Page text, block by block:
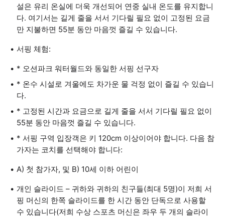
설은 유리 온실에 더욱 개선되어 연중 실내 온도를 유지합니
다. 여기서는 길게 줄을 서서 기다릴 필요 없이 고정된 요금
만 지불하면 55분 동안 마음껏 즐길 수 있습니다.
서핑 체험:
* 오션파크 워터월드와 동일한 서핑 선구자
* 온수 시설로 겨울에도 차가운 물 걱정 없이 즐길 수 있습니
다.
* 고정된 시간과 요금으로 길게 줄을 서서 기다릴 필요 없이
55분 동안 마음껏 즐길 수 있습니다.
* 서핑 구역 입장객은 키 120cm 이상이어야 합니다. 다음 참
가자는 코치를 선택해야 합니다:
A) 첫 참가자, 및 B) 10세 이하 어린이
개인 슬라이드 – 귀하와 귀하의 친구들(최대 5명)이 저희 서
핑 머신의 한쪽 슬라이드를 한 시간 동안 단독으로 사용할
수 있습니다(저희 수상 스포츠 머신은 좌우 두 개의 슬라이